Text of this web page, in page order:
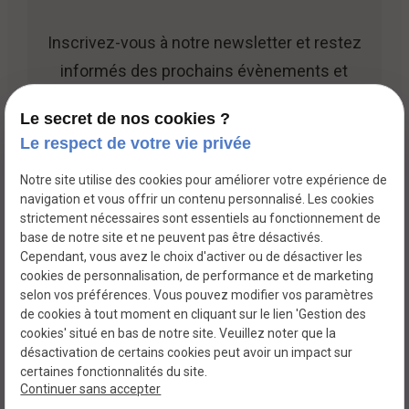
Inscrivez-vous à notre newsletter et restez
informés des prochains évènements et
Mentions légales
Politique de
confidentialité
Gestion
des
cookies
Plan du site
TVA Intracommunautaire :
BE0891447519
Le secret de nos cookies ?
Le respect de votre vie privée
Notre site utilise des cookies pour améliorer votre expérience de
navigation et vous offrir un contenu personnalisé. Les cookies
strictement nécessaires sont essentiels au fonctionnement de
base de notre site et ne peuvent pas être désactivés.
Cependant, vous avez le choix d'activer ou de désactiver les
cookies de personnalisation, de performance et de marketing
selon vos préférences. Vous pouvez modifier vos paramètres
de cookies à tout moment en cliquant sur le lien 'Gestion des
cookies' situé en bas de notre site. Veuillez noter que la
désactivation de certains cookies peut avoir un impact sur
certaines fonctionnalités du site.
Continuer sans accepter